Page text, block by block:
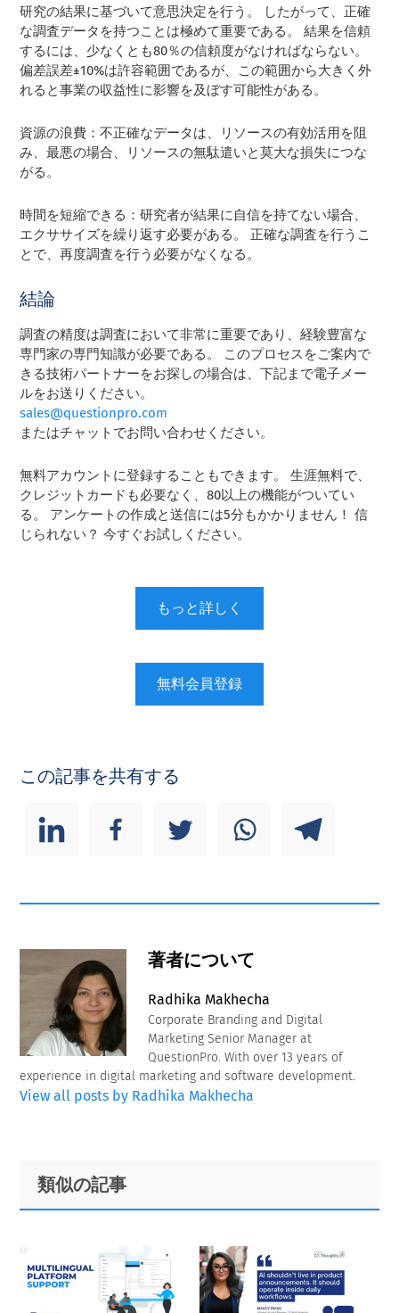
研究の結果に基づいて意思決定を行う。 したがって、正確
な調査データを持つことは極めて重要である。 結果を信頼
するには、少なくとも80％の信頼度がなければならない。
偏差誤差±10%は許容範囲であるが、この範囲から大きく外
れると事業の収益性に影響を及ぼす可能性がある。
資源の浪費：不正確なデータは、リソースの有効活用を阻
み、最悪の場合、リソースの無駄遣いと莫大な損失につな
がる。
時間を短縮できる：研究者が結果に自信を持てない場合、
エクササイズを繰り返す必要がある。 正確な調査を行うこ
とで、再度調査を行う必要がなくなる。
結論
調査の精度は調査において非常に重要であり、経験豊富な
専門家の専門知識が必要である。 このプロセスをご案内で
きる技術パートナーをお探しの場合は、下記まで電子メー
ルをお送りください。
sales@questionpro.com
またはチャットでお問い合わせください。
無料アカウントに登録することもできます。 生涯無料で、
クレジットカードも必要なく、80以上の機能がついてい
る。 アンケートの作成と送信には5分もかかりません！ 信
じられない？ 今すぐお試しください。
もっと詳しく
無料会員登録
この記事を共有する
著者について
Radhika Makhecha
Corporate Branding and Digital
Marketing Senior Manager at
QuestionPro. With over 13 years of
experience in digital marketing and software development.
View all posts by Radhika Makhecha
Primary
Sidebar
Footer
類似の記事